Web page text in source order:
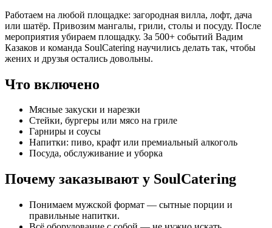
Работаем на любой площадке: загородная вилла, лофт, дача
или шатёр. Привозим мангалы, грили, столы и посуду. После
мероприятия убираем площадку. За 500+ событий Вадим
Казаков и команда SoulCatering научились делать так, чтобы
жених и друзья остались довольны.
Что включено
Мясные закуски и нарезки
Стейки, бургеры или мясо на гриле
Гарниры и соусы
Напитки: пиво, крафт или премиальный алкоголь
Посуда, обслуживание и уборка
Почему заказывают у SoulCatering
Понимаем мужской формат — сытные порции и
правильные напитки.